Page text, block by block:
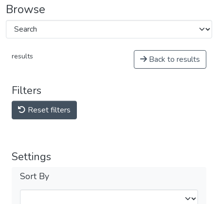
Browse
results Back to results
Filters
Reset filters
Settings
Sort By